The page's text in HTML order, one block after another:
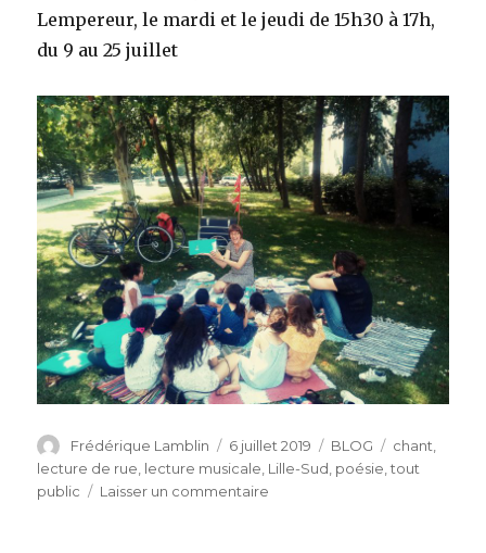
Lempereur, le mardi et le jeudi de 15h30 à 17h,
du 9 au 25 juillet
Auteur
Frédérique Lamblin
Publié
le
6 juillet 2019 Catégories
BLOG Étiquettes
chant,
lecture de rue, lecture musicale, Lille-Sud, poésie,tout
public
Laisser un commentaire